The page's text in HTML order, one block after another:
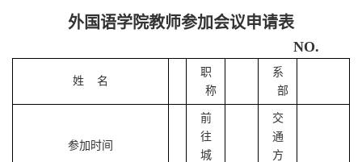
外国语学院教师参加会议申请表
NO.
姓 名
职
称
系
部
参加时间
前
往
城
交
通
方